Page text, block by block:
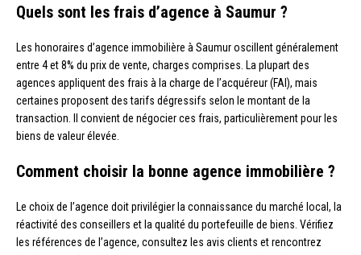
Quels sont les frais d’agence à Saumur ?
Les honoraires d’agence immobilière à Saumur oscillent généralement
entre 4 et 8% du prix de vente, charges comprises. La plupart des
agences appliquent des frais à la charge de l’acquéreur (FAI), mais
certaines proposent des tarifs dégressifs selon le montant de la
transaction. Il convient de négocier ces frais, particulièrement pour les
biens de valeur élevée.
Comment choisir la bonne agence immobilière ?
Le choix de l’agence doit privilégier la connaissance du marché local, la
réactivité des conseillers et la qualité du portefeuille de biens. Vérifiez
les références de l’agence, consultez les avis clients et rencontrez